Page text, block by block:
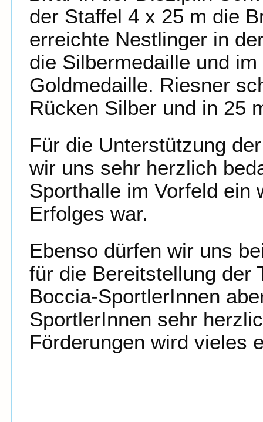
der Staffel 4 x 25 m die
erreichte Nestlinger in
die Silbermedaille und
Goldmedaille. Riesner
Rücken Silber und in 25
Für die Unterstützung
wir uns sehr herzlich
Sporthalle im Vorfeld ein
Erfolges war.
Ebenso dürfen wir uns
für die Bereitstellung der
Boccia-SportlerInnen
SportlerInnen sehr
Förderungen wird vieles